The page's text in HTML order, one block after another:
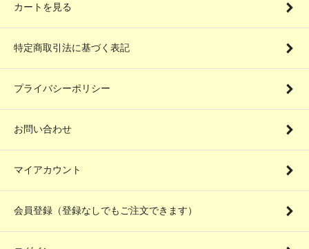
カートを見る
特定商取引法に基づく表記
プライバシーポリシー
お問い合わせ
マイアカウント
会員登録（登録なしでもご注文できます）